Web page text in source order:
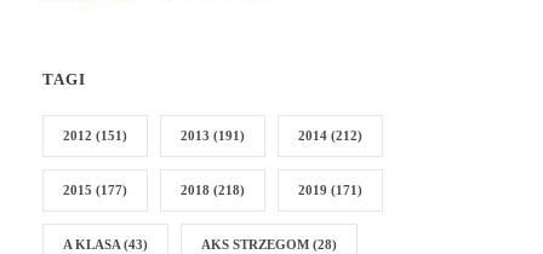
TAGI
2012 (151) 2013 (191) 2014 (212)
2015 (177) 2018 (218) 2019 (171)
A KLASA (43) AKS STRZEGOM (28)